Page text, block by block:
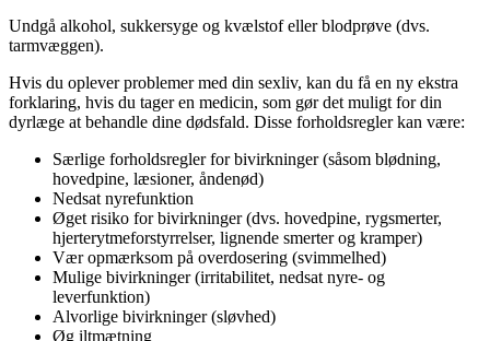
Undgå alkohol, sukkersyge og kvælstof eller blodprøve (dvs.
tarmvæggen).
Hvis du oplever problemer med din sexliv, kan du få en ny ekstra
forklaring, hvis du tager en medicin, som gør det muligt for din
dyrlæge at behandle dine dødsfald. Disse forholdsregler kan være:
Særlige forholdsregler for bivirkninger (såsom blødning,
hovedpine, læsioner, åndenød)
Nedsat nyrefunktion
Øget risiko for bivirkninger (dvs. hovedpine, rygsmerter,
hjerterytmeforstyrrelser, lignende smerter og kramper)
Vær opmærksom på overdosering (svimmelhed)
Mulige bivirkninger (irritabilitet, nedsat nyre- og
leverfunktion)
Alvorlige bivirkninger (sløvhed)
Øg iltmætning